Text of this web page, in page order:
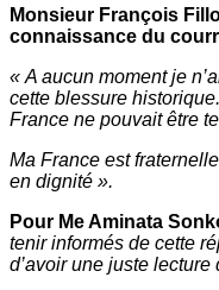
Monsieur François
connaissance du
« A aucun moment je
cette blessure
France ne pouvait être
Ma France est
en dignité ».
Pour Me Aminata
tenir informés de cette
d’avoir une juste lecture